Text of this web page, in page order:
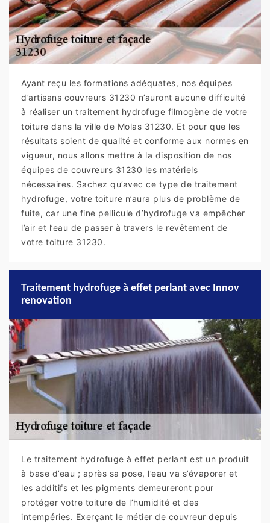
Ayant reçu les formations adéquates, nos équipes
d’artisans couvreurs 31230 n’auront aucune difficulté
à réaliser un traitement hydrofuge filmogène de votre
toiture dans la ville de Molas 31230. Et pour que les
résultats soient de qualité et conforme aux normes en
vigueur, nous allons mettre à la disposition de nos
équipes de couvreurs 31230 les matériels
nécessaires. Sachez qu’avec ce type de traitement
hydrofuge, votre toiture n’aura plus de problème de
fuite, car une fine pellicule d’hydrofuge va empêcher
l’air et l’eau de passer à travers le revêtement de
votre toiture 31230.
Traitement hydrofuge à effet perlant avec Innov
renovation
Le traitement hydrofuge à effet perlant est un produit
à base d’eau ; après sa pose, l’eau va s’évaporer et
les additifs et les pigments demeureront pour
protéger votre toiture de l’humidité et des
intempéries. Exerçant le métier de couvreur depuis